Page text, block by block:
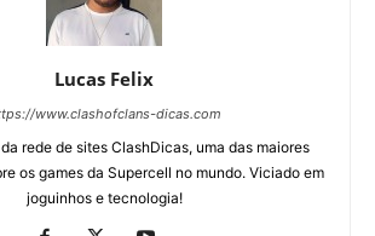
Lucas Felix
www.clashofclans-dicas.com
rede de sites ClashDicas, uma das maiores
os games da Supercell no mundo. Viciado em
joguinhos e tecnologia!